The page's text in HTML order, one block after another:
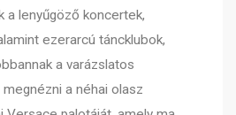
a lenyűgöző koncertek,
ezerarcú táncklubok,
a varázslatos
a néhai olasz